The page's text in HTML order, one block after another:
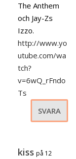
The Anthem
och Jay-Zs
Izzo.
http://www.yo
utube.com/wa
tch?
v=6wQ_rFndo
Ts
SVARA
kiss på 12